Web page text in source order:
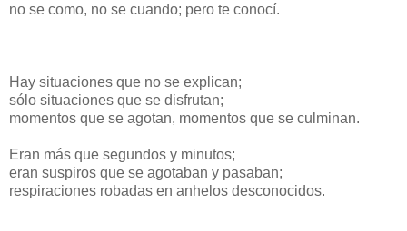
no se como, no se cuando; pero te conocí.
Hay situaciones que no se explican;
sólo situaciones que se disfrutan;
momentos que se agotan, momentos que se culminan.
Eran más que segundos y minutos;
eran suspiros que se agotaban y pasaban;
respiraciones robadas en anhelos desconocidos.